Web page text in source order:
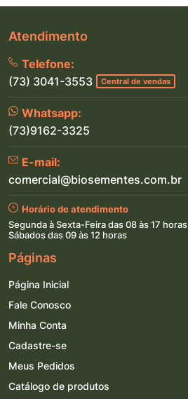
Atendimento
Telefone:
(73) 3041-3553
Central de vendas
Whatsapp:
(73)9162-3325
E-mail:
comercial@biosementes.com.br
Horário de atendimento
Segunda à Sexta-Feira das 08 às 17 horas
Sábados das 09 às 12 horas
Páginas
Página Inicial
Fale Conosco
Minha Conta
Cadastre-se
Meus Pedidos
Catálogo de produtos